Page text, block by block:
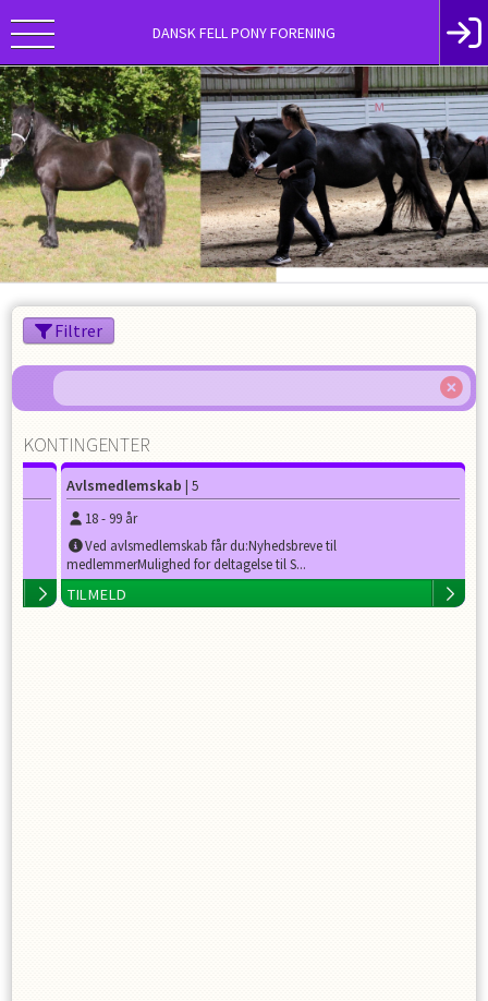
DANSK FELL PONY FORENING
Filtrer
KONTINGENTER
Avlsmedlemskab | 5
18- 99år
Ved avlsmedlemskab får du:Nyhedsbreve til
medlemmerMulighed for deltagelse til S...
TILMELD